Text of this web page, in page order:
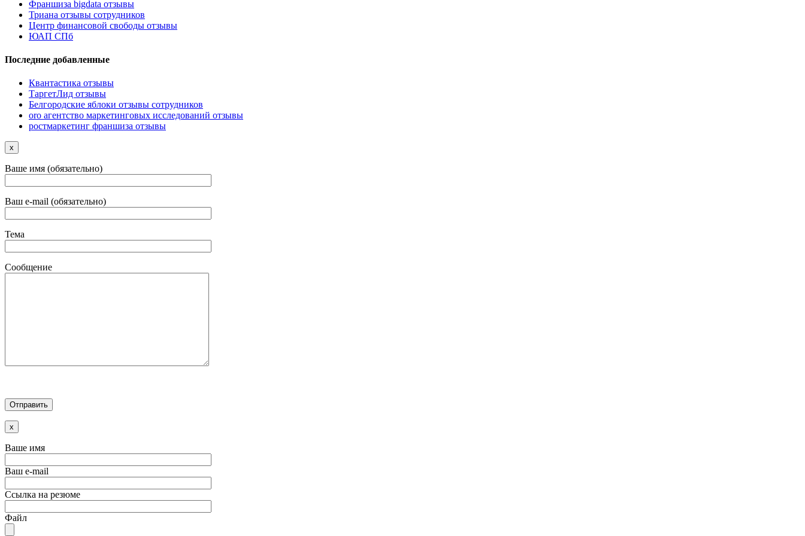
Франшиза bigdata отзывы
Триана отзывы сотрудников
Центр финансовой свободы отзывы
ЮАП СПб
Последние добавленные
Квантастика отзывы
ТаргетЛид отзывы
Белгородские яблоки отзывы сотрудников
oro агентство маркетинговых исследований отзывы
ростмаркетинг франшиза отзывы
x
Ваше имя (обязательно)
Ваш e-mail (обязательно)
Тема
Сообщение
x
Ваше имя
Ваш e-mail
Ссылка на резюме
Файл